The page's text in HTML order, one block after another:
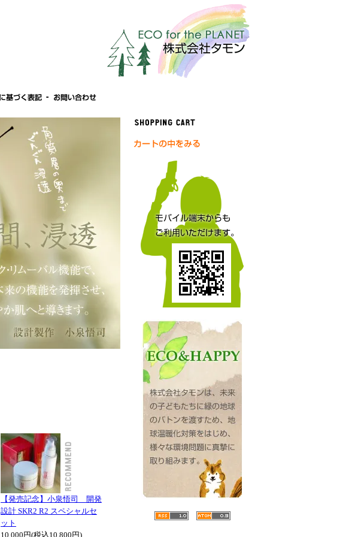
【発売記念】小泉悟司 開発
設計 SKR2 R2 スペシャルセ
ット
10,000円(税込10,800円)